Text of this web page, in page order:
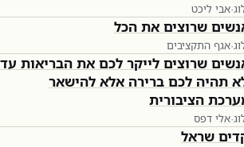
·אבי ליכט
שרוצים את הכל
·אגף התקציבים
שרוצים לייקר לכם את הבריאות עד
תהיה לכם ברירה אלא להישאר
הציבורית
·אלי דפס
שראל